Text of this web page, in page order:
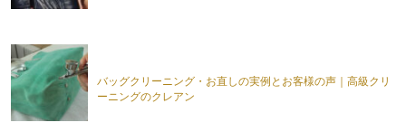
バッグクリーニング・お直しの実例とお客様の声｜高級クリ
ーニングのクレアン